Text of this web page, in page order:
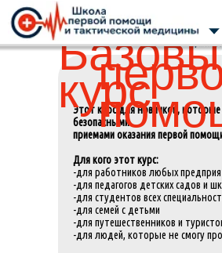
Базовый курс первой помощи для любого уровня
очно Екатеринбург
Этот курс для новичков,
безопасными
приемами оказания первой
Для кого этот курс:
-для работников любых
-для педагогов детских садов и
-для студентов всех
-для семей с детьми
-для путешественников и
-для людей, которые не смогу
курс